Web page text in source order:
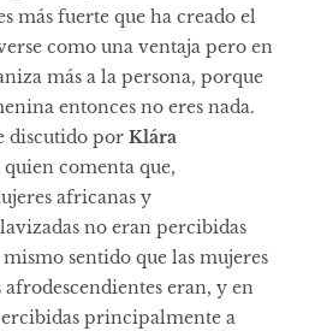
más fuerte que ha creado el
como una ventaja pero en
más a la persona, porque
entonces no eres nada.
discutido por Klára
quien comenta que,
africanas y
no eran percibidas
mismo sentido que las mujeres
afrodescendientes eran, y en
principalmente a